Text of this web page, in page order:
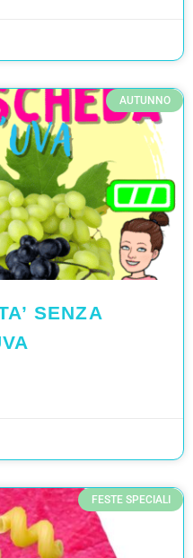
AUTUNNO
SENZA
FESTE SPECIALI